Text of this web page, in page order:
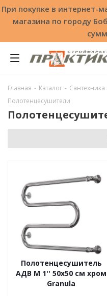
При покупке в интернет-
магазина по городу
Главная - Каталог -
Полотенцесушители
Полотенцесушитель
АДВ М 1'' 50x50 см хром
Granula